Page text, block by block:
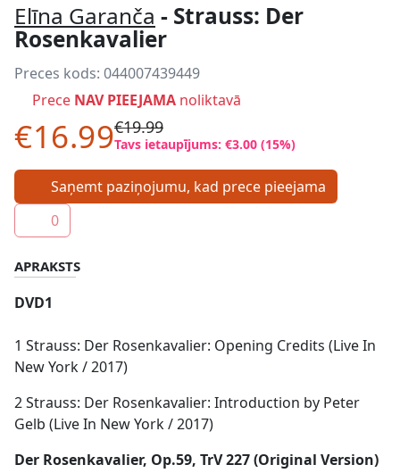
Elīna Garanča - Strauss: Der
Rosenkavalier
Preces kods: 044007439449
Prece NAV PIEEJAMA noliktavā
€16.99€19.99
Tavs ietaupījums: €3.00 (15%)
Saņemt paziņojumu, kad prece pieejama
0
APRAKSTS
DVD1
1 Strauss: Der Rosenkavalier: Opening Credits (Live In
New York / 2017)
2 Strauss: Der Rosenkavalier: Introduction by Peter
Gelb (Live In New York / 2017)
Der Rosenkavalier, Op.59, TrV 227 (Original Version)